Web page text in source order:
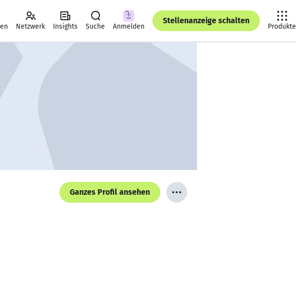
Netzwerk Insights Suche Anmelden
Stellenanzeige schalten
Produkte
Ganzes Profil ansehen